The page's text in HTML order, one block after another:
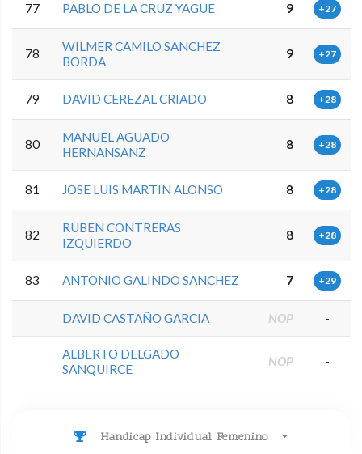
77 PABLO DE LA CRUZ YAGUE 9 +27
78
WILMER CAMILO SANCHEZ
BORDA
9 +27
79 DAVID CEREZAL CRIADO 8 +28
80
MANUEL AGUADO
HERNANSANZ
8 +28
81 JOSE LUIS MARTIN ALONSO 8 +28
82
RUBEN CONTRERAS
IZQUIERDO
8 +28
83 ANTONIO GALINDO SANCHEZ 7 +29
DAVID CASTAÑO GARCIA NOP -
ALBERTO DELGADO
SANQUIRCE
NOP -
Handicap Individual Femenino